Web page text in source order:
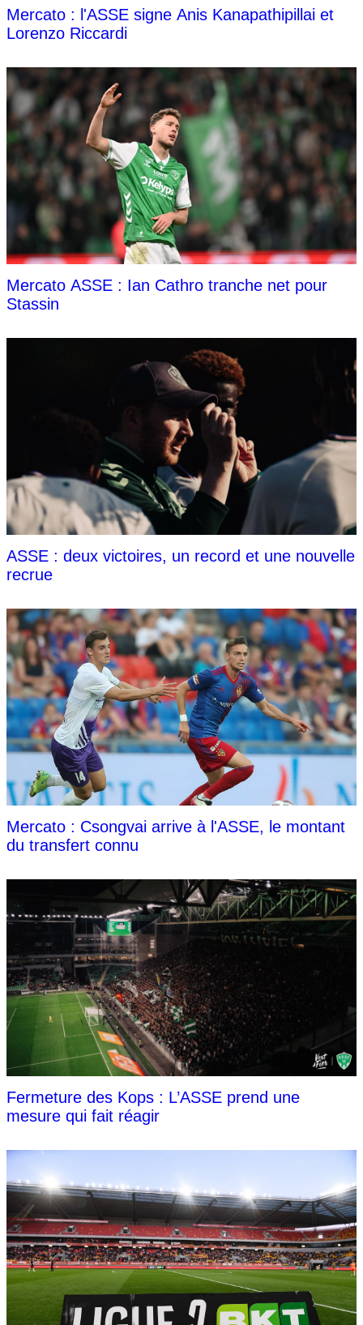
Mercato : l'ASSE signe Anis Kanapathipillai et
Lorenzo Riccardi
Mercato ASSE : Ian Cathro tranche net pour
Stassin
ASSE : deux victoires, un record et une nouvelle
recrue
Mercato : Csongvai arrive à l'ASSE, le montant
du transfert connu
Fermeture des Kops : L’ASSE prend une
mesure qui fait réagir